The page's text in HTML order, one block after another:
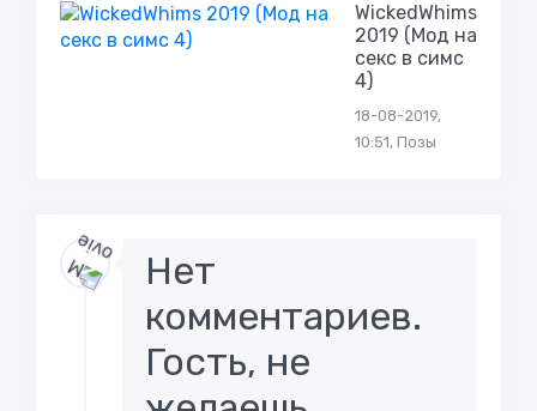
WickedWhims
2019 (Мод на
секс в симс
4)
18-08-2019,
10:51, Позы
Нет
комментариев.
Гость, не